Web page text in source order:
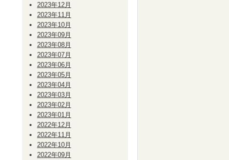
2023年12月
2023年11月
2023年10月
2023年09月
2023年08月
2023年07月
2023年06月
2023年05月
2023年04月
2023年03月
2023年02月
2023年01月
2022年12月
2022年11月
2022年10月
2022年09月